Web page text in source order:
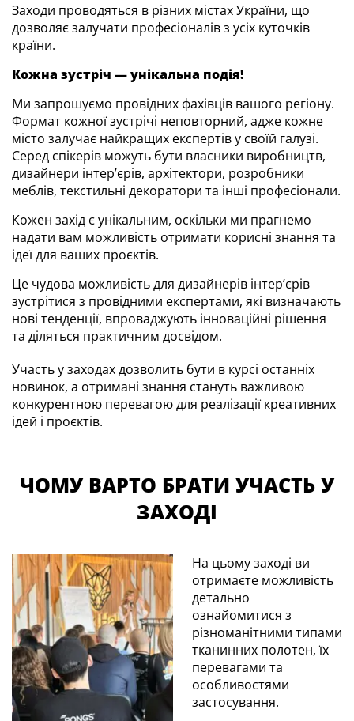
Заходи проводяться в різних містах України, що
дозволяє залучати професіоналів з усіх куточків
країни.
Кожна зустріч — унікальна подія!
Ми запрошуємо провідних фахівців вашого регіону.
Формат кожної зустрічі неповторний, адже кожне
місто залучає найкращих експертів у своїй галузі.
Серед спікерів можуть бути власники виробництв,
дизайнери інтер’єрів, архітектори, розробники
меблів, текстильні декоратори та інші професіонали.
Кожен захід є унікальним, оскільки ми прагнемо
надати вам можливість отримати корисні знання та
ідеї для ваших проєктів.
Це чудова можливість для дизайнерів інтер’єрів
зустрітися з провідними експертами, які визначають
нові тенденції, впроваджують інноваційні рішення
та діляться практичним досвідом.
Участь у заходах дозволить бути в курсі останніх
новинок, а отримані знання стануть важливою
конкурентною перевагою для реалізації креативних
ідей і проєктів.
ЧОМУ ВАРТО БРАТИ УЧАСТЬ У
ЗАХОДІ
На цьому заході ви
отримаєте можливість
детально
ознайомитися з
різноманітними типами
тканинних полотен, їх
перевагами та
особливостями
застосування.